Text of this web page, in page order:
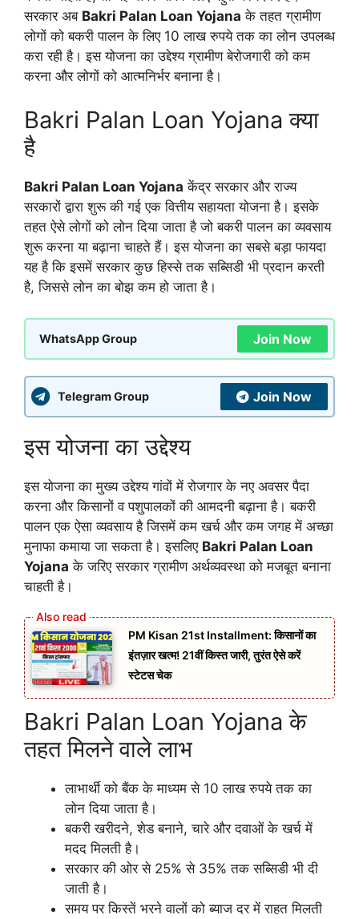
सरकार अब Bakri Palan Loan Yojana के तहत ग्रामीण
लोगों को बकरी पालन के लिए 10 लाख रुपये तक का लोन उपलब्ध
करा रही है। इस योजना का उद्देश्य ग्रामीण बेरोजगारी को कम
करना और लोगों को आत्मनिर्भर बनाना है।
Bakri Palan Loan Yojana क्या
है
Bakri Palan Loan Yojana केंद्र सरकार और राज्य
सरकारों द्वारा शुरू की गई एक वित्तीय सहायता योजना है। इसके
तहत ऐसे लोगों को लोन दिया जाता है जो बकरी पालन का व्यवसाय
शुरू करना या बढ़ाना चाहते हैं। इस योजना का सबसे बड़ा फायदा
यह है कि इसमें सरकार कुछ हिस्से तक सब्सिडी भी प्रदान करती
है, जिससे लोन का बोझ कम हो जाता है।
WhatsApp Group Join Now
Telegram Group Join Now
इस योजना का उद्देश्य
इस योजना का मुख्य उद्देश्य गांवों में रोजगार के नए अवसर पैदा
करना और किसानों व पशुपालकों की आमदनी बढ़ाना है। बकरी
पालन एक ऐसा व्यवसाय है जिसमें कम खर्च और कम जगह में अच्छा
मुनाफा कमाया जा सकता है। इसलिए Bakri Palan Loan
Yojana के जरिए सरकार ग्रामीण अर्थव्यवस्था को मजबूत बनाना
चाहती है।
PM Kisan 21st Installment: किसानों का
इंतज़ार खत्म! 21वीं किस्त जारी, तुरंत ऐसे करें
स्टेटस चेक
Bakri Palan Loan Yojana के
तहत मिलने वाले लाभ
लाभार्थी को बैंक के माध्यम से 10 लाख रुपये तक का
लोन दिया जाता है।
बकरी खरीदने, शेड बनाने, चारे और दवाओं के खर्च में
मदद मिलती है।
सरकार की ओर से 25% से 35% तक सब्सिडी भी दी
जाती है।
समय पर किस्तें भरने वालों को ब्याज दर में राहत मिलती